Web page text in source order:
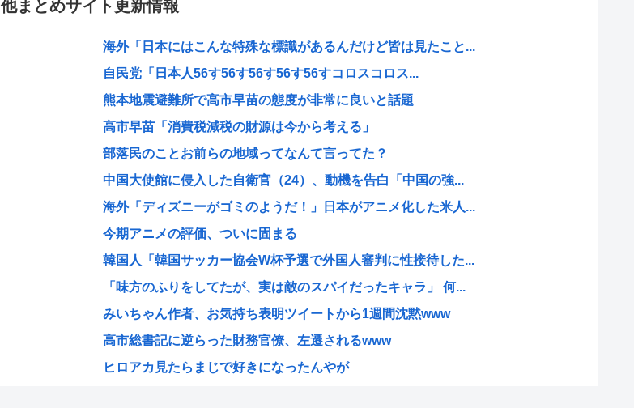
他まとめサイト更新情報
海外「日本にはこんな特殊な標識があるんだけど皆は見たこと...
自民党「日本人56す56す56す56す56すコロスコロス...
熊本地震避難所で高市早苗の態度が非常に良いと話題
高市早苗「消費税減税の財源は今から考える」
部落民のことお前らの地域ってなんて言ってた？
中国大使館に侵入した自衛官（24）、動機を告白「中国の強...
海外「ディズニーがゴミのようだ！」日本がアニメ化した米人...
今期アニメの評価、ついに固まる
韓国人「韓国サッカー協会W杯予選で外国人審判に性接待した...
「味方のふりをしてたが、実は敵のスパイだったキャラ」 何...
みいちゃん作者、お気持ち表明ツイートから1週間沈黙www
高市総書記に逆らった財務官僚、左遷されるwww
ヒロアカ見たらまじで好きになったんやが